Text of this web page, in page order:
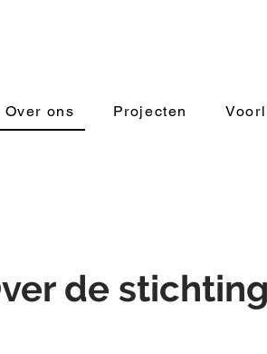
Over ons Projecten
de stichting